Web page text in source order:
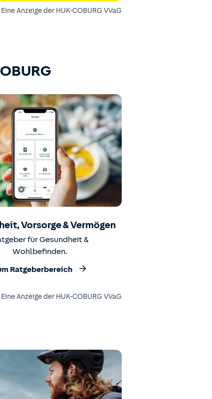
Eine Anzeige der HUK-COBURG VVaG
Vorsorge & Vermögen
für Gesundheit &
Wohlbefinden.
Ratgeberbereich
Eine Anzeige der HUK-COBURG VVaG